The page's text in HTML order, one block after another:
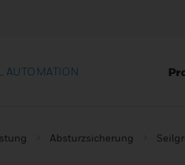
AUTOMATION
Absturzsicherung